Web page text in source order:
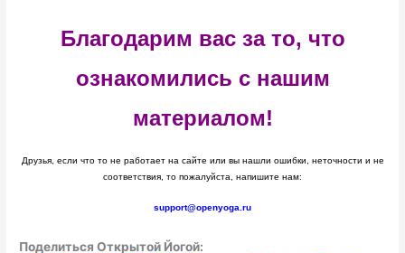
Благодарим вас за то, что
ознакомились с нашим
материалом!
Друзья, если что то не работает на сайте или вы нашли ошибки, неточности и не
соответствия, то пожалуйста, напишите нам:
support@openyoga.ru
Поделиться Открытой Йогой: